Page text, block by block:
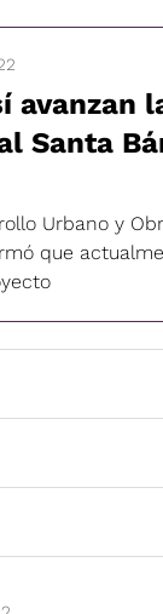
avanzan
Santa
Urbano y
que